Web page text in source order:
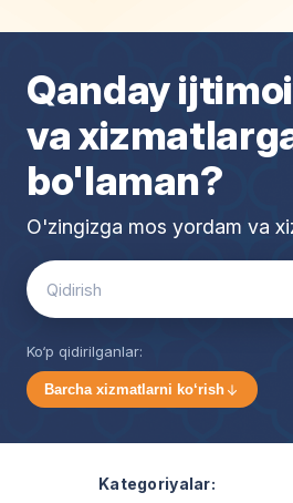
mtiy oz
Qanday
va
bo'laman?
O'zingizga mos yordam va
Search
for:
Ko‘p qidirilganlar:
Barcha xizmatlarni ko‘rish
Kategoriyalar: